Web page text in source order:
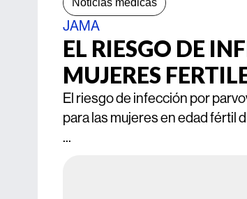
Noticias médicas
JAMA
EL RIESGO DE
MUJERES
El riesgo de infección por
para las mujeres en edad fértil
...